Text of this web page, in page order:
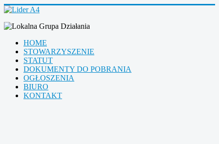
HOME
STOWARZYSZENIE
STATUT
DOKUMENTY DO POBRANIA
OGŁOSZENIA
BIURO
KONTAKT